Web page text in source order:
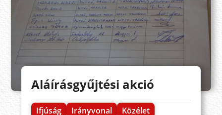
Aláírásgyűjtési akció
Ifjúság Irányvonal
Közélet